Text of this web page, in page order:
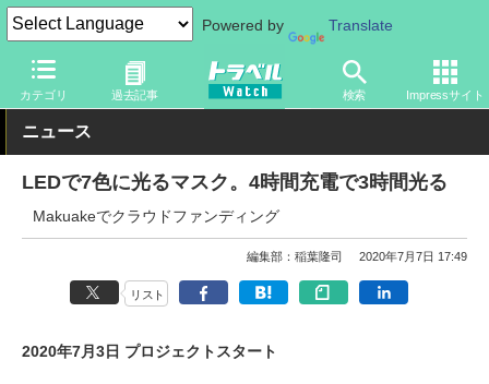
Powered by Translate
カテゴリ 過去記事 検索 Impressサイト
トラベル Watch 旅のアイテム その他
ニュース
LEDで7色に光るマスク。4時間充電で3時間光る
Makuakeでクラウドファンディング
編集部：稲葉隆司 2020年7月7日 17:49
リスト
2020年7月3日 プロジェクトスタート